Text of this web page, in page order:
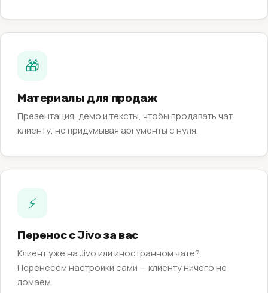
🎁
Материалы для продаж
Презентация, демо и тексты, чтобы продавать чат
клиенту, не придумывая аргументы с нуля.
⚡
Перенос с Jivo за вас
Клиент уже на Jivo или иностранном чате?
Перенесём настройки сами — клиенту ничего не
ломаем.